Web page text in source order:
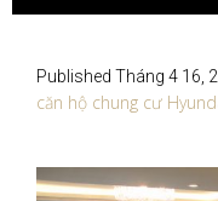
Published Tháng 4 16,
căn hộ chung cư